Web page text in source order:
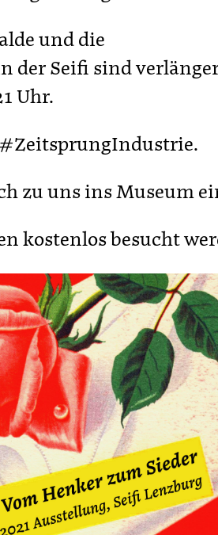
und die
der Seifi sind
Uhr.
zu uns ins Museum
kostenlos besucht